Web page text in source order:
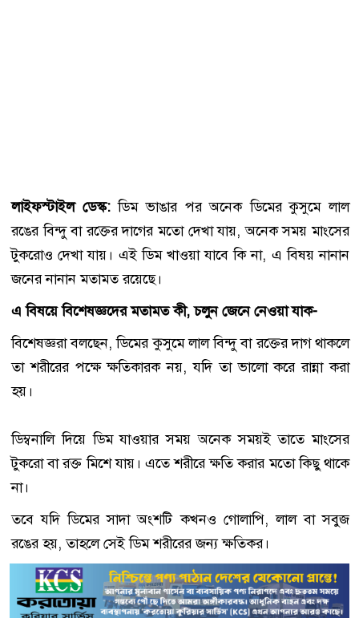
লাইফস্টাইল ডেস্ক:ডিম ভাঙার পর অনেক ডিমের কুসুমে লাল
রঙের বিন্দু বা রক্তের দাগের মতো দেখা যায়, অনেক সময় মাংসের
টুকরোও দেখা যায়। এই ডিম খাওয়া যাবে কি না, এ বিষয় নানান
জনের নানান মতামত রয়েছে।
এ বিষয়ে বিশেষজ্ঞদের মতামত কী, চলুন জেনে নেওয়া যাক-
বিশেষজ্ঞরা বলছেন, ডিমের কুসুমে লাল বিন্দু বা রক্তের দাগ থাকলে
তা শরীরের পক্ষে ক্ষতিকারক নয়, যদি তা ভালো করে রান্না করা
হয়।
ডিম্বনালি দিয়ে ডিম যাওয়ার সময় অনেক সময়ই তাতে মাংসের
টুকরো বা রক্ত মিশে যায়। এতে শরীরে ক্ষতি করার মতো কিছু থাকে
না।
তবে যদি ডিমের সাদা অংশটি কখনও গোলাপি, লাল বা সবুজ
রঙের হয়, তাহলে সেই ডিম শরীরের জন্য ক্ষতিকর।